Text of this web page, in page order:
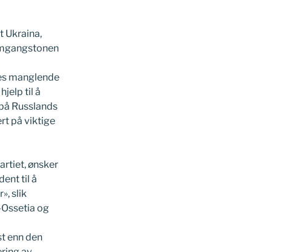
Ukraina,
manglende
til å
Russlands
på viktige
ønsker
til å
slik
og
enn den